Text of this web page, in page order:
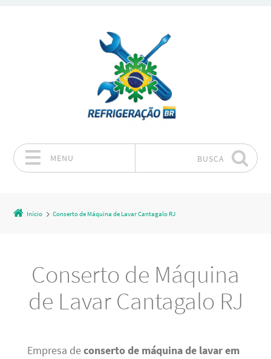
MENU BUSCA
Início Conserto de Máquina de Lavar Cantagalo RJ
Conserto de Máquina
de Lavar Cantagalo RJ
Empresa deconserto de máquina de lavar em